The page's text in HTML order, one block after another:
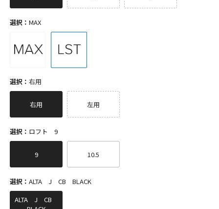
選択： MAX
選択： 右用
右用 左用
選択： ロフト 9
9 10.5
選択： ALTA J CB BLACK
ALTA J CB